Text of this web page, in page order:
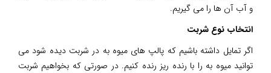
و آب آن ها را می گیریم.
انتخاب نوع شربت
اگر تمایل داشته باشیم که پالپ های میوه به در شربت دیده شود می
توانید میوه به را با رنده ریز رنده کنیم. در صورتی که بخواهیم شربت